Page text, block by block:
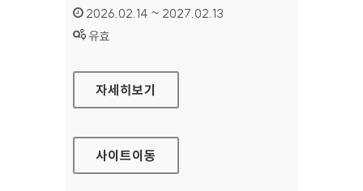
인증기간 :
2026.02.14 ~ 2027.02.13
상태 :
유효
국가사이버안보센터
자세히보기
사이트이동